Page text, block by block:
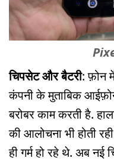
चिपसेट और बैटरी: फ़ोन
कंपनी के मुताबिक
बरोबर काम करती है.
की आलोचना भी होती
ही गर्म हो रहे थे. अब